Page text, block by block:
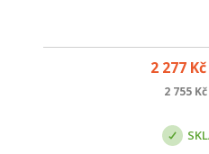
2 277 Kč
2 755 Kč